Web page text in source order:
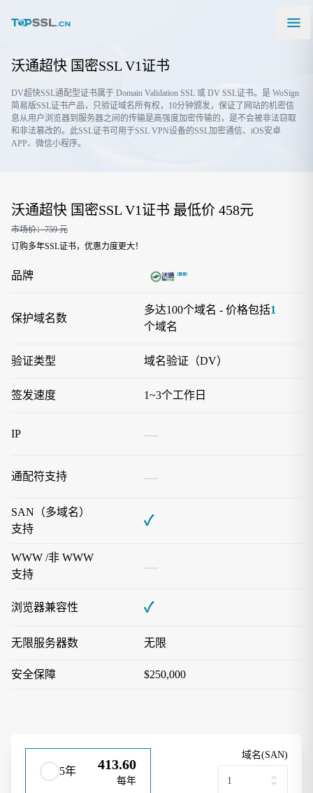
沃通超快 国密SSL V1证书
DV超快SSL通配型证书属于 Domain Validation SSL 或 DV SSL证书。是 WoSign
简易版SSL证书产品，只验证域名所有权，10分钟颁发，保证了网站的机密信
息从用户浏览器到服务器之间的传输是高强度加密传输的，是不会被非法窃取
和非法篡改的。此SSL证书可用于SSL VPN设备的SSL加密通信、iOS安卓
APP、微信小程序。
沃通超快 国密SSL V1证书 最低价 458元
市场价：759 元
订购多年SSL证书，优惠力度更大！
品牌
保护域名数
多达100个域名 - 价格包括1
个域名
验证类型 域名验证（DV）
签发速度 1~3个工作日
IP —
通配符支持 —
SAN（多域名）
支持
✓
WWW /非 WWW
支持
—
浏览器兼容性 ✓
无限服务器数 无限
安全保障 $250,000
5年 413.60
每年
域名(SAN)